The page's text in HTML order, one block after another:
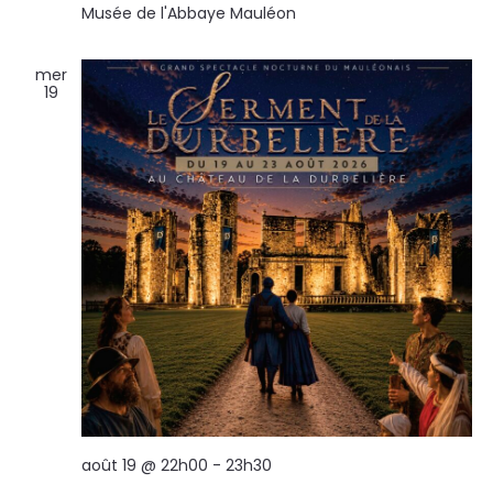
Musée de l'Abbaye Mauléon
mer
19
août 19 @ 22h00 - 23h30